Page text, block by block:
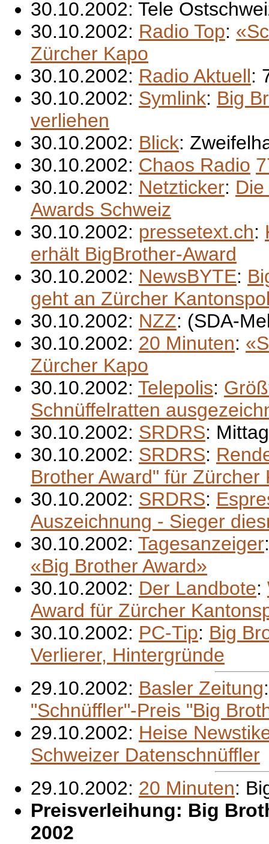
30.10.2002: Tele
30.10.2002: Radio Top:
Zürcher Kapo
30.10.2002: Radio Aktuell:
30.10.2002: Symlink: Big
verliehen
30.10.2002: Blick:
30.10.2002: Chaos Radio
30.10.2002: Netzticker:
Awards Schweiz
30.10.2002: pressetext.ch:
erhält BigBrother-Award
30.10.2002: NewsBYTE:
geht an Zürcher
30.10.2002: NZZ: (SDA-
30.10.2002: 20 Minuten:
Zürcher Kapo
30.10.2002: Telepolis:
Schnüffelratten
30.10.2002: SRDRS:
30.10.2002: SRDRS:
Brother Award" für Zürcher
30.10.2002: SRDRS:
Auszeichnung - Sieger
30.10.2002: Tagesanzeiger
«Big Brother Award»
30.10.2002: Der Landbote:
Award für Zürcher
30.10.2002: PC-Tip: Big
Verlierer, Hintergründe
29.10.2002: Basler Zeitung
"Schnüffler"-Preis "Big
29.10.2002: Heise
Schweizer Datenschnüffler
29.10.2002: 20 Minuten:
Preisverleihung: Big
2002